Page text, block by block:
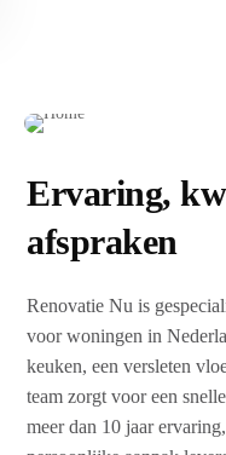
Ervaring,
afspraken
Renovatie Nu is
voor woningen in
keuken, een versleten
team zorgt voor een
meer dan 10 jaar